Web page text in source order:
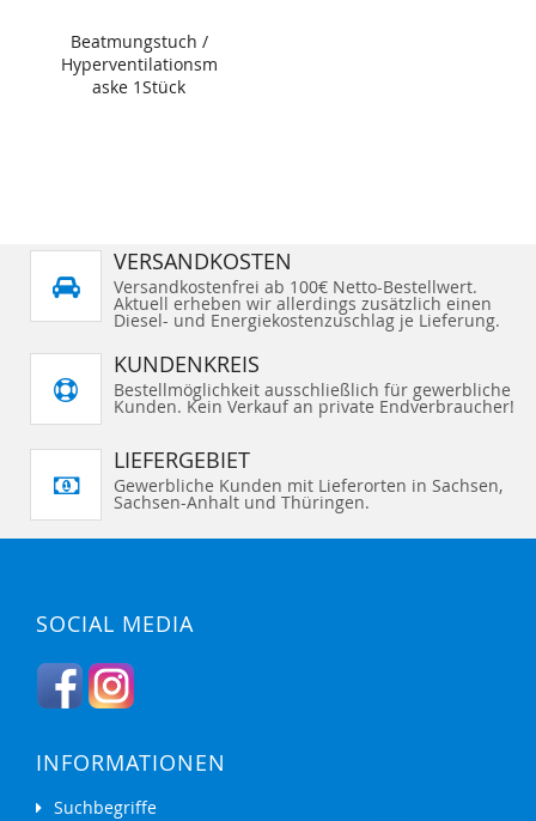
Beatmungstuch /
Hyperventilationsm
aske 1Stück
VERSANDKOSTEN
Versandkostenfrei ab 100€ Netto-Bestellwert.
Aktuell erheben wir allerdings zusätzlich einen
Diesel- und Energiekostenzuschlag je Lieferung.
KUNDENKREIS
Bestellmöglichkeit ausschließlich für gewerbliche
Kunden. Kein Verkauf an private Endverbraucher!
LIEFERGEBIET
Gewerbliche Kunden mit Lieferorten in Sachsen,
Sachsen-Anhalt und Thüringen.
SOCIAL MEDIA
INFORMATIONEN
Suchbegriffe